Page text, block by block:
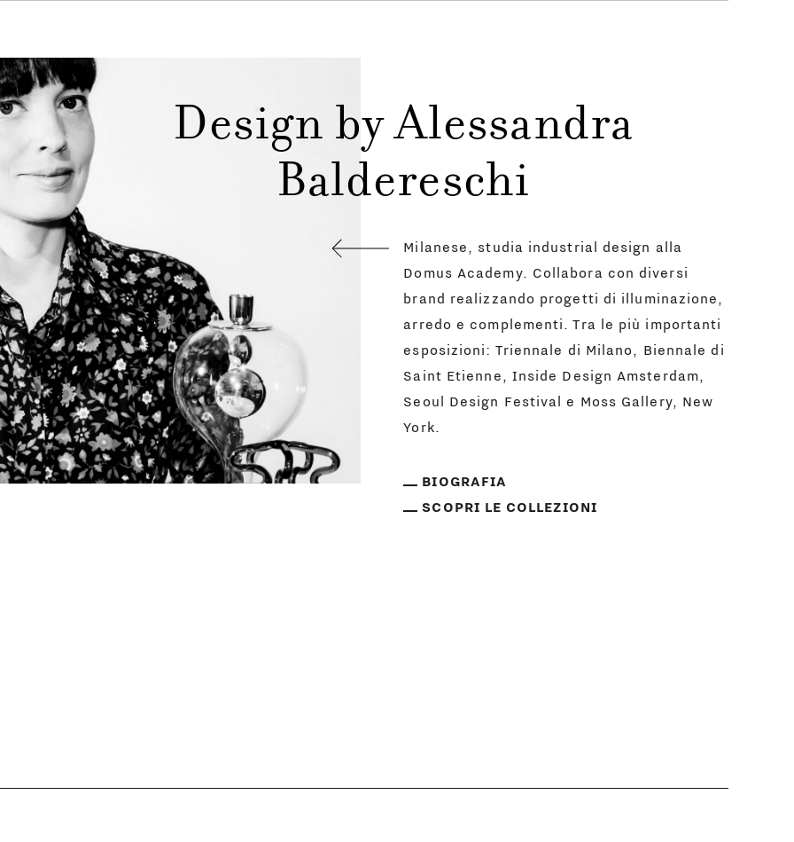
Design by Alessandra
Baldereschi
Milanese, studia industrial design alla
Domus Academy. Collabora con diversi
brand realizzando progetti di illuminazione,
arredo e complementi. Tra le più importanti
esposizioni: Triennale di Milano, Biennale di
Saint Etienne, Inside Design Amsterdam,
Seoul Design Festival e Moss Gallery, New
York.
BIOGRAFIA
SCOPRI LE COLLEZIONI